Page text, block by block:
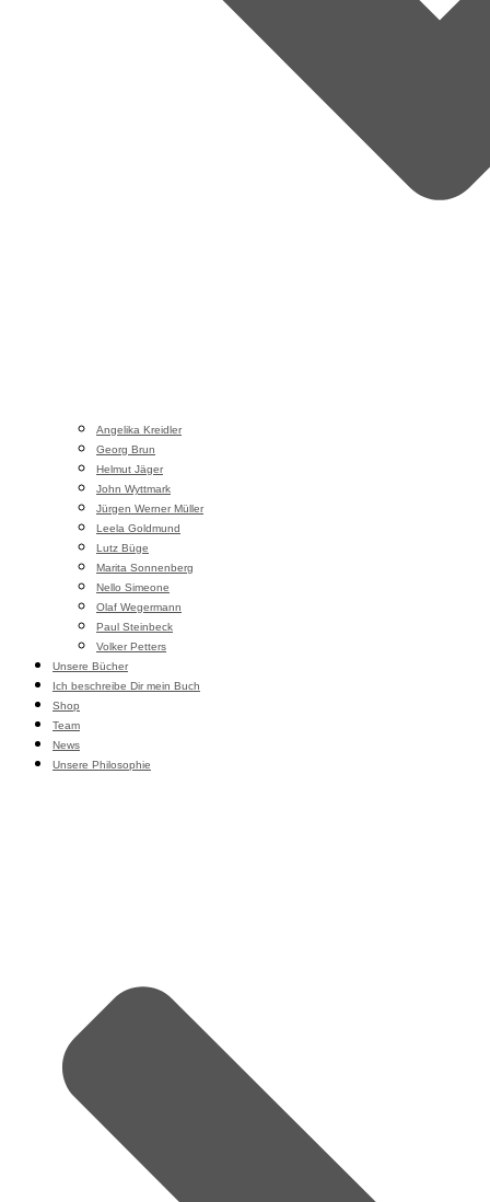
Angelika Kreidler
Georg Brun
Helmut Jäger
John Wyttmark
Jürgen Werner Müller
Leela Goldmund
Lutz Büge
Marita Sonnenberg
Nello Simeone
Olaf Wegermann
Paul Steinbeck
Volker Petters
Unsere Bücher
Ich beschreibe Dir mein Buch
Shop
Team
News
Unsere Philosophie